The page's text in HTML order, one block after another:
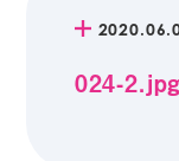
024-2.jpg